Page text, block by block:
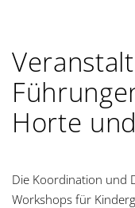
Horte
Die Koordination und
Workshops für